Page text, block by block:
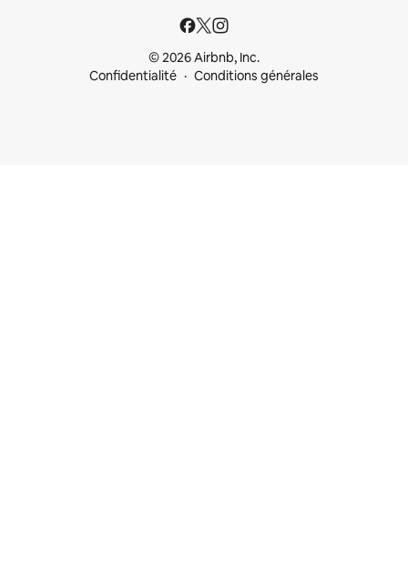
© 2026 Airbnb, Inc.
Confidentialité
Conditions générales